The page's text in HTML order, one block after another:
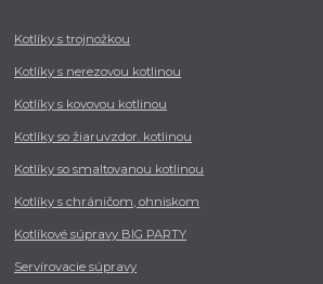
Kotlíky s trojnožkou
Kotlíky s nerezovou kotlinou
Kotlíky s kovovou kotlinou
Kotlíky so žiaruvzdor. kotlinou
Kotlíky so smaltovanou kotlinou
Kotlíky s chráničom, ohniskom
Kotlíkové súpravy BIG PARTY
Servírovacie súpravy